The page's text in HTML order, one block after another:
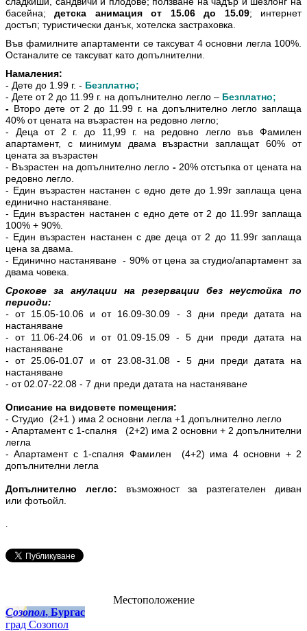
басейна;детска анимация от 15.06 до 15.09; интернет
достъп; туристически данък, хотелска застраховка.
Във фамилните апартаменти се таксуват 4 основни легла 100%.
Останалите се таксуват като допълнителни.
Намаления:
- Дете до 1.99 г. - Безплатно;
- Дете от 2 до 11.99 г. на допълнително легло – Безплатно;
- Второ дете от 2 до 11.99 г. на допълнително легло заплаща
40% от цената на възрастен на редовно легло;
- Деца от 2 г. до 11,99 г. на редовно легло във Фамилен
апартамент, с минимум двама възрастни заплащат 60% от
цената за възрастен
- Възрастен на допълнително легло - 20% отстъпка от цената на
редовно легло.
- Един възрастен настанен с едно дете до 1.99г заплаща цена
единично настаняване.
- Един възрастен настанен с едно дете от 2 до 11.99г заплаща
100% + 90%.
- Един възрастен настанен с две деца от 2 до 11.99г заплаща
цена за двама.
- Единично настаняване - 90% от цена за студио/апартамент за
двама човека.
Срокове за анулации на резервации без неустойка по
периоди:
- от 15.05-10.06 и от 16.09-30.09 - 3 дни преди датата на
настаняване
- от 11.06-24.06 и от 01.09-15.09- 5 дни преди датата на
настаняване
- от 25.06-01.07 и от 23.08-31.08 - 5 дни преди датата на
настаняване
- от 02.07-22.08 - 7 дни преди датата на настаняване
Описание на видовете помещения:
- Студио (2+1 ) има 2 основни легла +1 допълнително легло
- Апартамент с 1-спалня (2+2) има 2 основни + 2 допълнителни
легла
- Апартамент с 1-спалня Фамилен (4+2) има 4 основни + 2
допълнителни легла
Допълнително легло: възможност за разтегателен диван
или фотьойл.
Местоположение
Созопол, Бургас
град Созопол